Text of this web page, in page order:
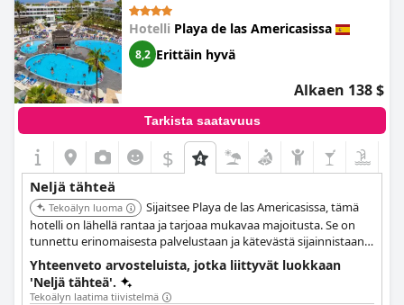
ehdottivat parannuksia, jotta se nousisi todelliseen neljän
tähden tasoon.
Hotelli Playa de las Americasissa
8,2 Erittäin hyvä
Alkaen 138 $
Tarkista saatavuus
$
Neljä tähteä
Tekoälyn luoma
Sijaitsee Playa de las Americasissa, tämä
hotelli on lähellä rantaa ja tarjoaa mukavaa majoitusta. Se on
tunnettu erinomaisesta palvelustaan ja kätevästä sijainnistaan,
mikä tekee siitä loistavan tukikohdan alueen tutkimiseen.
Yhteenveto arvosteluista, jotka liittyvät luokkaan
'Neljä tähteä'.
Tekoälyn laatima tiivistelmä